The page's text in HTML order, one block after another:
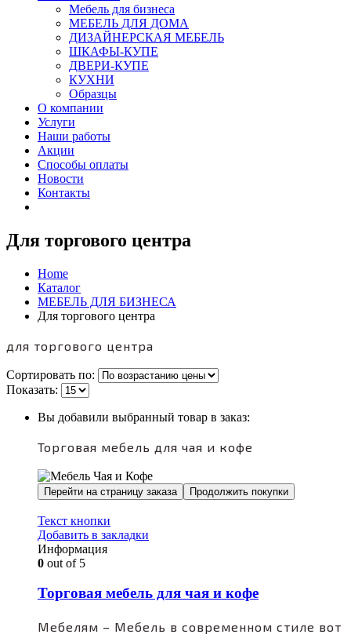
Мебель для бизнеса
МЕБЕЛЬ ДЛЯ ДОМА
ДИЗАЙНЕРСКАЯ МЕБЕЛЬ
ШКАФЫ-КУПЕ
ДВЕРИ-КУПЕ
КУХНИ
Образцы
О компании
Услуги
Наши работы
Акции
Способы оплаты
Новости
Контакты
Для торгового центра
Home
Каталог
МЕБЕЛЬ ДЛЯ БИЗНЕСА
Для торгового центра
для торгового центра
Сортировать по:
Показать:
Вы добавили выбранный товар в заказ:
Торговая мебель для чая и кофе
Перейти на страницу заказа Продолжить покупки
Текст кнопки
Добавить в закладки
Информация
0 out of 5
Торговая мебель для чая и кофе
Мебелям – Мебель в современном стиле вот